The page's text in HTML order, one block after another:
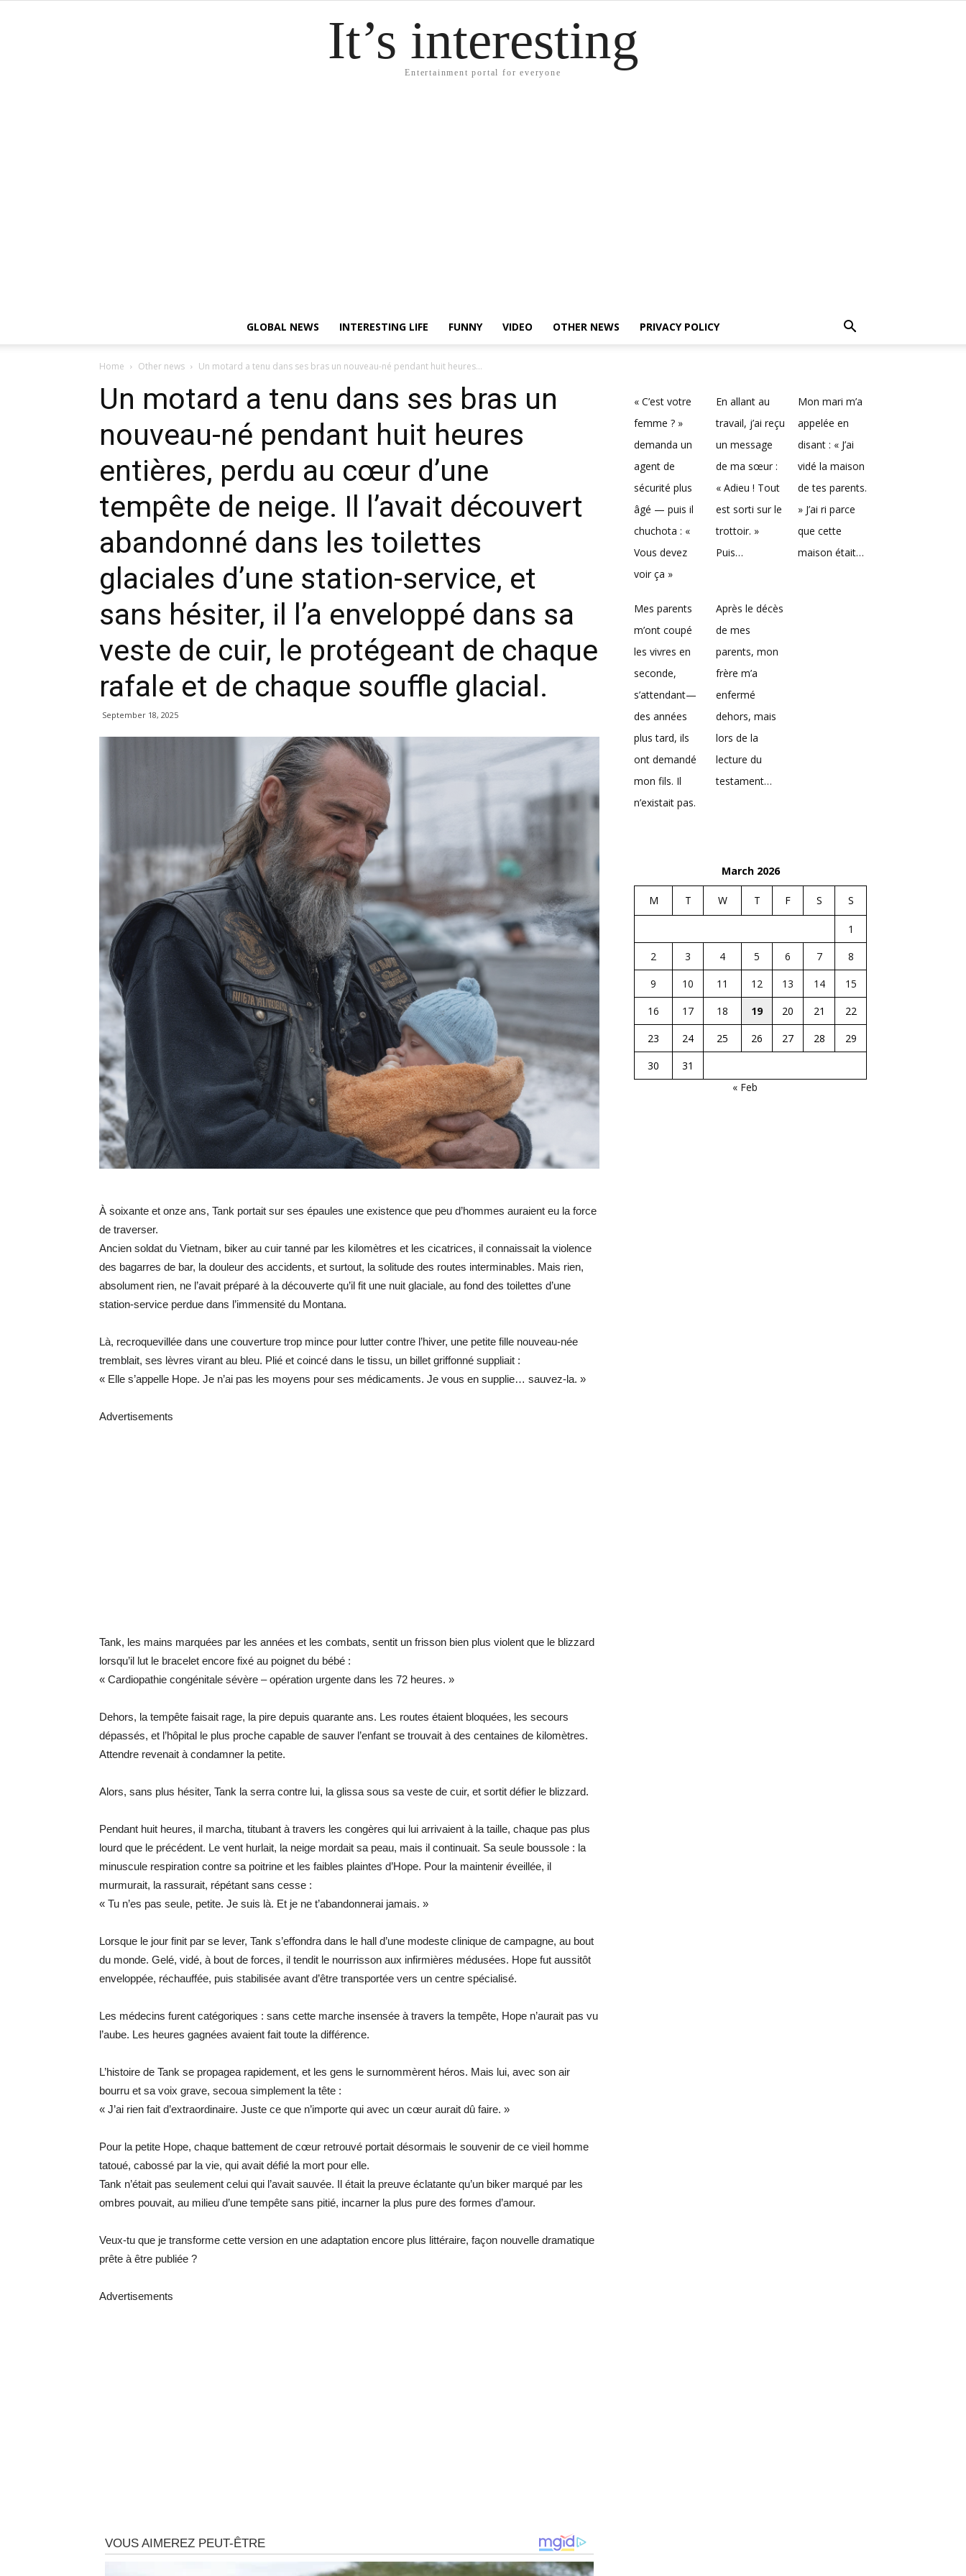
It’s interesting
Entertainment portal for everyone
GLOBAL NEWS INTERESTING LIFE FUNNY VIDEO OTHER NEWS PRIVACY POLICY
Home Other news Un motard a tenu dans ses bras un nouveau-né pendant huit heures...
Un motard a tenu dans ses bras un
nouveau-né pendant huit heures
entières, perdu au cœur d’une
tempête de neige. Il l’avait découvert
abandonné dans les toilettes
glaciales d’une station-service, et
sans hésiter, il l’a enveloppé dans sa
veste de cuir, le protégeant de chaque
rafale et de chaque souffle glacial.
September 18, 2025
À soixante et onze ans, Tank portait sur ses épaules une existence que peu d’hommes auraient eu la force
de traverser.
Ancien soldat du Vietnam, biker au cuir tanné par les kilomètres et les cicatrices, il connaissait la violence
des bagarres de bar, la douleur des accidents, et surtout, la solitude des routes interminables. Mais rien,
absolument rien, ne l’avait préparé à la découverte qu’il fit une nuit glaciale, au fond des toilettes d’une
station-service perdue dans l’immensité du Montana.
Là, recroquevillée dans une couverture trop mince pour lutter contre l’hiver, une petite fille nouveau-née
tremblait, ses lèvres virant au bleu. Plié et coincé dans le tissu, un billet griffonné suppliait :
« Elle s’appelle Hope. Je n’ai pas les moyens pour ses médicaments. Je vous en supplie… sauvez-la. »
Advertisements
Tank, les mains marquées par les années et les combats, sentit un frisson bien plus violent que le blizzard
lorsqu’il lut le bracelet encore fixé au poignet du bébé :
« Cardiopathie congénitale sévère – opération urgente dans les 72 heures. »
Dehors, la tempête faisait rage, la pire depuis quarante ans. Les routes étaient bloquées, les secours
dépassés, et l’hôpital le plus proche capable de sauver l’enfant se trouvait à des centaines de kilomètres.
Attendre revenait à condamner la petite.
Alors, sans plus hésiter, Tank la serra contre lui, la glissa sous sa veste de cuir, et sortit défier le blizzard.
Pendant huit heures, il marcha, titubant à travers les congères qui lui arrivaient à la taille, chaque pas plus
lourd que le précédent. Le vent hurlait, la neige mordait sa peau, mais il continuait. Sa seule boussole : la
minuscule respiration contre sa poitrine et les faibles plaintes d’Hope. Pour la maintenir éveillée, il
murmurait, la rassurait, répétant sans cesse :
« Tu n’es pas seule, petite. Je suis là. Et je ne t’abandonnerai jamais. »
Lorsque le jour finit par se lever, Tank s’effondra dans le hall d’une modeste clinique de campagne, au bout
du monde. Gelé, vidé, à bout de forces, il tendit le nourrisson aux infirmières médusées. Hope fut aussitôt
enveloppée, réchauffée, puis stabilisée avant d’être transportée vers un centre spécialisé.
Les médecins furent catégoriques : sans cette marche insensée à travers la tempête, Hope n’aurait pas vu
l’aube. Les heures gagnées avaient fait toute la différence.
L’histoire de Tank se propagea rapidement, et les gens le surnommèrent héros. Mais lui, avec son air
bourru et sa voix grave, secoua simplement la tête :
« J’ai rien fait d’extraordinaire. Juste ce que n’importe qui avec un cœur aurait dû faire. »
Pour la petite Hope, chaque battement de cœur retrouvé portait désormais le souvenir de ce vieil homme
tatoué, cabossé par la vie, qui avait défié la mort pour elle.
Tank n’était pas seulement celui qui l’avait sauvée. Il était la preuve éclatante qu’un biker marqué par les
ombres pouvait, au milieu d’une tempête sans pitié, incarner la plus pure des formes d’amour.
Veux-tu que je transforme cette version en une adaptation encore plus littéraire, façon nouvelle dramatique
prête à être publiée ?
Advertisements
« C’est votre
femme ? »
demanda un
agent de
sécurité plus
âgé — puis il
chuchota : «
Vous devez
voir ça »
En allant au
travail, j’ai reçu
un message
de ma sœur :
« Adieu ! Tout
est sorti sur le
trottoir. »
Puis…
Mon mari m’a
appelée en
disant : « J’ai
vidé la maison
de tes parents.
» J’ai ri parce
que cette
maison était…
Mes parents
m’ont coupé
les vivres en
seconde,
s’attendant—
des années
plus tard, ils
ont demandé
mon fils. Il
n’existait pas.
Après le décès
de mes
parents, mon
frère m’a
enfermé
dehors, mais
lors de la
lecture du
testament…
March 2026
M T W T F S S
1
2
3 4 5 6 7
8
9
10 11 12 13 14
15
16
17 18 19 20 21
22
23
24 25 26 27 28
29
30
31
« Feb